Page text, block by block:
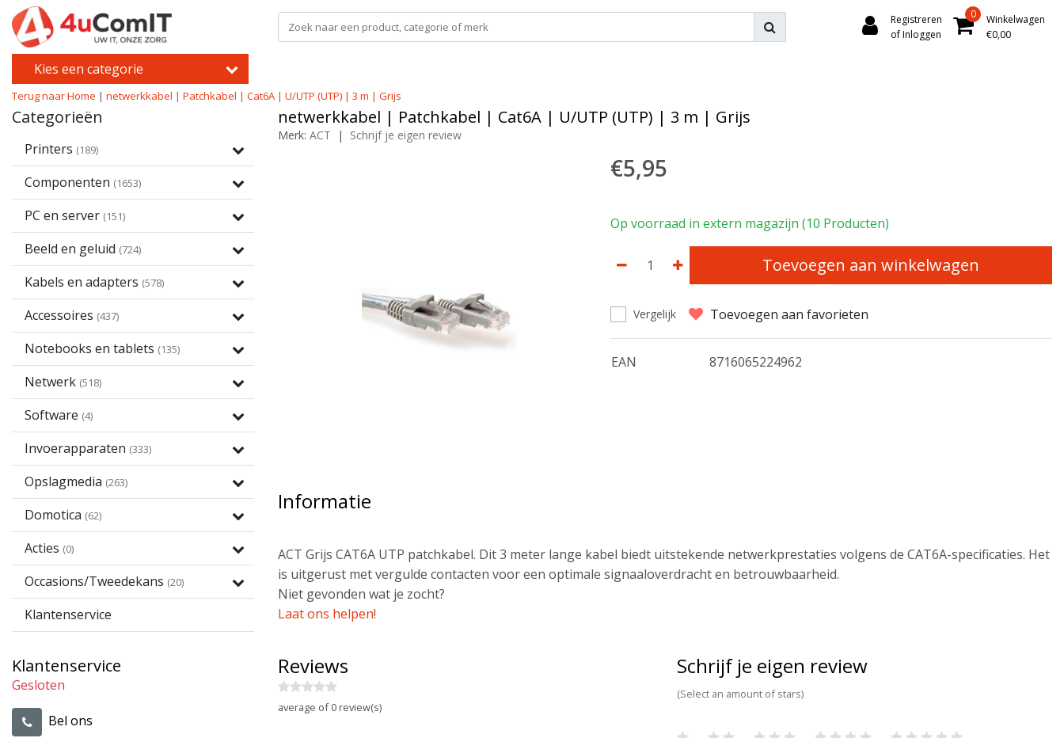
Registreren
of Inloggen
0
Winkelwagen
€0,00
Kies een categorie
Terug naar Home | netwerkkabel | Patchkabel | Cat6A | U/UTP (UTP) | 3 m | Grijs
Categorieën
Printers (189)
Componenten (1653)
PC en server (151)
Beeld en geluid (724)
Kabels en adapters (578)
Accessoires (437)
Notebooks en tablets (135)
Netwerk (518)
Software (4)
Invoerapparaten (333)
Opslagmedia (263)
Domotica (62)
Acties (0)
Occasions/Tweedekans (20)
Klantenservice
Klantenservice
Gesloten
Bel ons
netwerkkabel | Patchkabel | Cat6A | U/UTP (UTP) | 3 m | Grijs
Merk: ACT | Schrijf je eigen review
€5,95
Op voorraad in extern magazijn (10 Producten)
Toevoegen aan winkelwagen
Vergelijk Toevoegen aan favorieten
EAN 8716065224962
Informatie
ACT Grijs CAT6A UTP patchkabel. Dit 3 meter lange kabel biedt uitstekende netwerkprestaties volgens de CAT6A-specificaties. Het
is uitgerust met vergulde contacten voor een optimale signaaloverdracht en betrouwbaarheid.
Niet gevonden wat je zocht?
Laat ons helpen!
Reviews
average of 0 review(s)
Schrijf je eigen review
(Select an amount of stars)